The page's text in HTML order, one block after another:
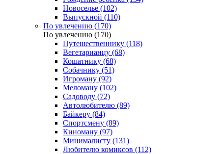
Новоселье (102)
Выпускной (110)
По увлечению (170)
По увлечению (170)
Путешественнику (118)
Вегетарианцу (68)
Кошатнику (68)
Собачнику (51)
Игроману (92)
Меломану (102)
Садоводу (72)
Автолюбителю (89)
Байкеру (84)
Спортсмену (89)
Киноману (97)
Минималисту (131)
Любителю комиксов (112)